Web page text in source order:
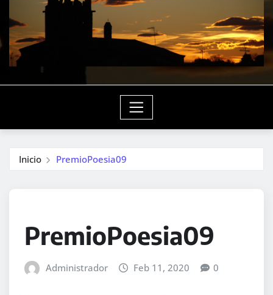
Inicio PremioPoesia09
PremioPoesia09
Administrador Feb 11, 2020 0